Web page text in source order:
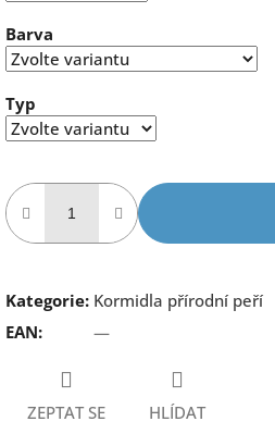
Barva
Typ
Kategorie: Kormidla přírodní peří
EAN: —
ZEPTAT SE HLÍDAT